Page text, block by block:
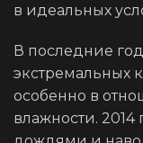
в идеальных
В последние
экстремальных
особенно в
влажности.